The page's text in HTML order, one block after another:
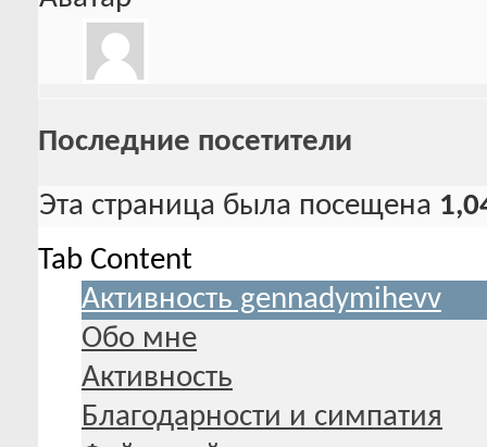
Последние посетители
Эта страница была посещена
Tab Content
Активность gennadymihevv
Обо мне
Активность
Благодарности и симпатия